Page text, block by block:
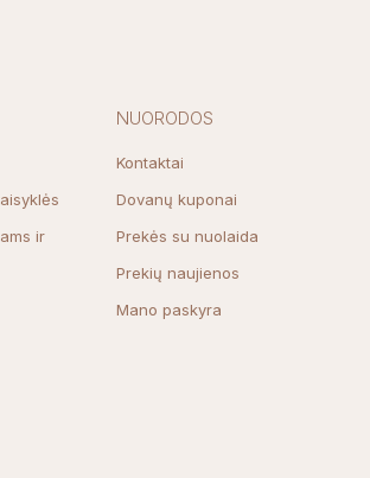
NUORODOS
Kontaktai
Dovanų kuponai
Prekės su nuolaida
Prekių naujienos
Mano paskyra
ir